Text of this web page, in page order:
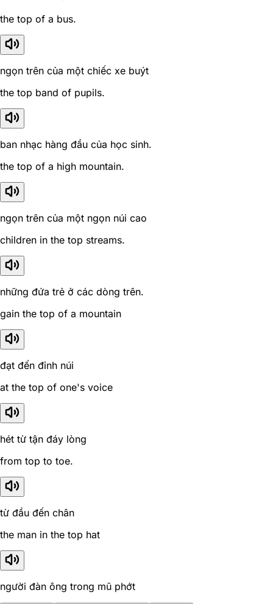
the top of a bus.
ngọn trên của một chiếc xe buýt
the top band of pupils.
ban nhạc hàng đầu của học sinh.
the top of a high mountain.
ngọn trên của một ngọn núi cao
children in the top streams.
những đứa trẻ ở các dòng trên.
gain the top of a mountain
đạt đến đỉnh núi
at the top of one's voice
hét từ tận đáy lòng
from top to toe.
từ đầu đến chân
the man in the top hat
người đàn ông trong mũ phớt